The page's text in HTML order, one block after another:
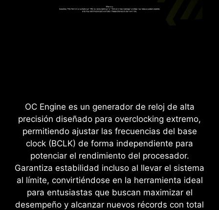
OC Engine es un generador de reloj de alta
precisión diseñado para overclocking extremo,
permitiendo ajustar las frecuencias del base
clock (BCLK) de forma independiente para
potenciar el rendimiento del procesador.
Garantiza estabilidad incluso al llevar el sistema
al límite, convirtiéndose en la herramienta ideal
para entusiastas que buscan maximizar el
desempeño y alcanzar nuevos récords con total
con Protección Contra Sobrecorriente (OCP)
con la protección del hardware refleja la
dedicación de MSI a ofrecer Placas Madre
enfocadas en durabilidad y estabilidad.